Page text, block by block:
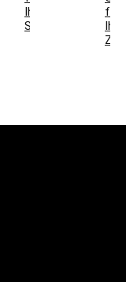
Ihr
Schlafzimmer
für
Ihr